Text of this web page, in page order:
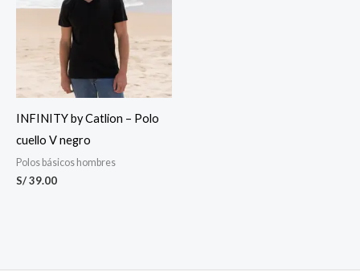
INFINITY by Catlion – Polo
cuello V negro
Polos básicos hombres
S/39.00